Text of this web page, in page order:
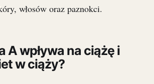
włosów oraz paznokci.
A wpływa na ciążę i
w ciąży?